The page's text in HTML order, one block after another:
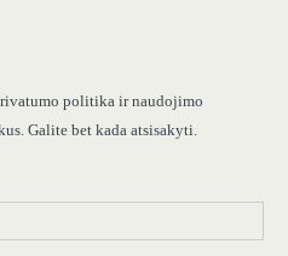
politika ir naudojimo
Galite bet kada atsisakyti.